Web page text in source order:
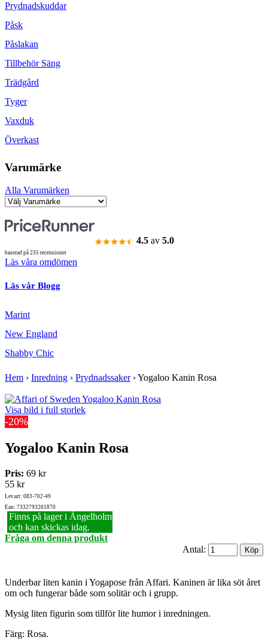
Prydnadskuddar
Påsk
Påslakan
Tillbehör Säng
Trädgård
Tyger
Vaxduk
Överkast
Varumärke
Alla Varumärken
4.5 av 5.0
baserad på 235 recensioner
Läs våra omdömen
Läs vår Blogg
Marint
New England
Shabby Chic
Hem › Inredning › Prydnadssaker›Yogaloo Kanin Rosa
Visa bild i full storlek
-20%
Yogaloo Kanin Rosa
Pris: 69 kr
55 kr
Lev.art: 083-702-49
Ean: 7332793201870
Finns på lager i Ängelholm
och kan skickas idag.
Fråga om denna produkt
Antal:
Underbar liten kanin i Yogapose från Affari. Kaninen är lika söt året
om och fungerar både som solitär och i grupp.
Mysig liten figurin som tillför lite humor i inredningen.
Färg: Rosa.